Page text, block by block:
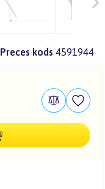
Preces kods 4591944